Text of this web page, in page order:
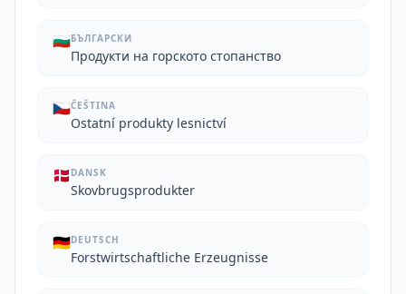
🇧🇬БЪЛГАРСКИ
Продукти на горското стопанство
🇨🇿ČEŠTINA
Ostatní produkty lesnictví
🇩🇰 DANSK
Skovbrugsprodukter
🇩🇪DEUTSCH
Forstwirtschaftliche Erzeugnisse